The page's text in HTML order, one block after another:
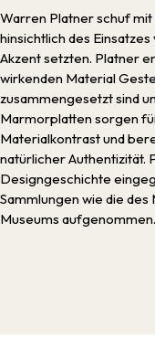
Warren Platner schuf
hinsichtlich des
Akzent setzten. Platner
wirkenden Material
zusammengesetzt sind
Marmorplatten sorgen
Materialkontrast und
natürlicher Authentizität.
Designgeschichte
Sammlungen wie die
Museums aufgenommen.